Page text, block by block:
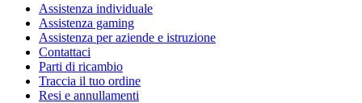
Assistenza individuale
Assistenza gaming
Assistenza per aziende e istruzione
Contattaci
Parti di ricambio
Traccia il tuo ordine
Resi e annullamenti